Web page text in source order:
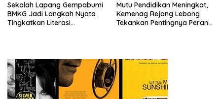
Sekolah Lapang Gempabumi
BMKG Jadi Langkah Nyata
Tingkatkan Literasi
Mutu Pendidikan Meningkat,
Kemenag Rejang Lebong
Tekankan Pentingnya Peran